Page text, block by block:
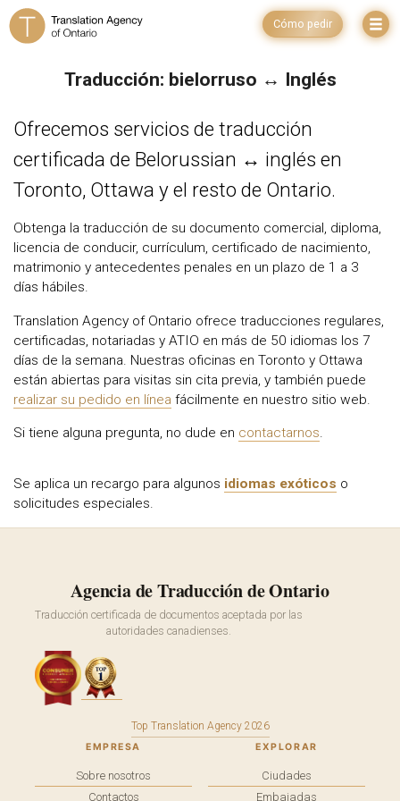
Cómo pedir
Traducción: bielorruso ↔ Inglés
Ofrecemos servicios de traducción
certificada de Belorussian ↔ inglés en
Toronto, Ottawa y el resto de Ontario.
Obtenga la traducción de su documento comercial, diploma,
licencia de conducir, currículum, certificado de nacimiento,
matrimonio y antecedentes penales en un plazo de 1 a 3
días hábiles.
Translation Agency of Ontario ofrece traducciones regulares,
certificadas, notariadas y ATIO en más de 50 idiomas los 7
días de la semana. Nuestras oficinas en Toronto y Ottawa
están abiertas para visitas sin cita previa, y también puede
realizar su pedido en línea fácilmente en nuestro sitio web.
Si tiene alguna pregunta, no dude en contactarnos.
Se aplica un recargo para algunos idiomas exóticos o
solicitudes especiales.
Agencia de Traducción de Ontario
Traducción certificada de documentos aceptada por las
autoridades canadienses.
Top Translation Agency 2026
EMPRESA
Sobre nosotros
Contactos
EXPLORAR
Ciudades
Embajadas